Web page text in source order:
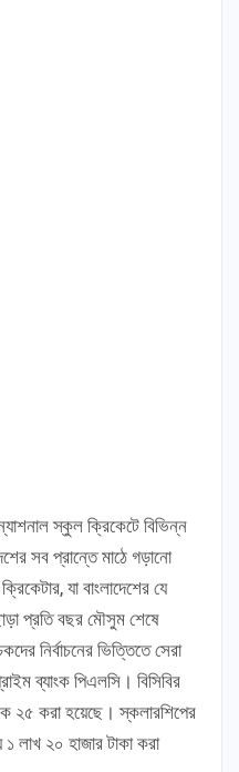
স্কুল ক্রিকেটে বিভিন্ন
সব প্রান্তে মাঠে গড়ানো
যা বাংলাদেশের যে
প্রতি বছর মৌসুম শেষে
নির্বাচনের ভিত্তিতে সেরা
ব্যাংক পিএলসি। বিসিবির
২৫ করা হয়েছে। স্কলারশিপের
লাখ ২০ হাজার টাকা করা